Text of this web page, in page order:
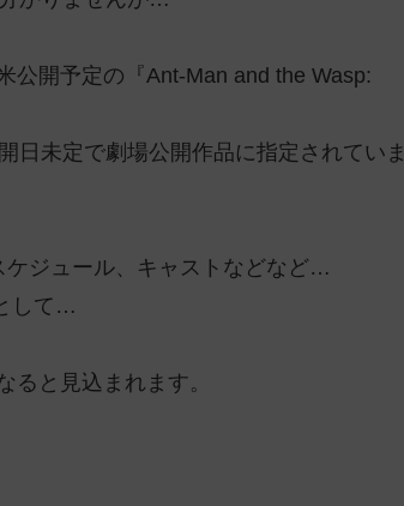
公開予定の『Ant-Man and the Wasp:
日未定で劇場公開作品に指定されていま
ジュール、キャストなどなど…
して…
と見込まれます。